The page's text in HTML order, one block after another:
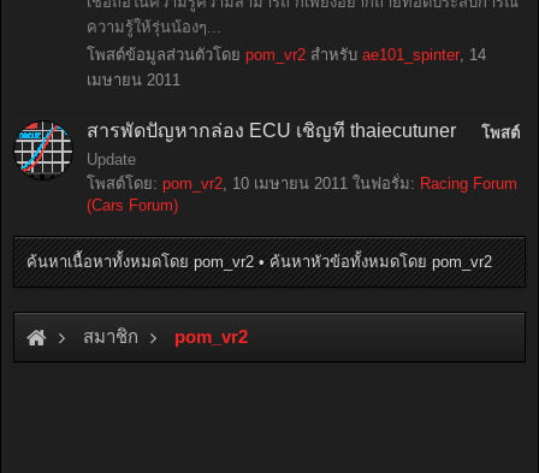
ความรู้ให้รุ่นน้องๆ...
โพสต์ข้อมูลส่วนตัวโดย pom_vr2 สำหรับ ae101_spinter, 14
เมษายน 2011
โพสต์
สารพัดปัญหากล่อง ECU เชิญที่ thaiecutuner
Update
โพสต์โดย: pom_vr2, 10 เมษายน 2011 ในฟอรั่ม: Racing Forum
(Cars Forum)
ค้นหาเนื้อหาทั้งหมดโดย pom_vr2 ค้นหาหัวข้อทั้งหมดโดย pom_vr2
สมาชิก pom_vr2